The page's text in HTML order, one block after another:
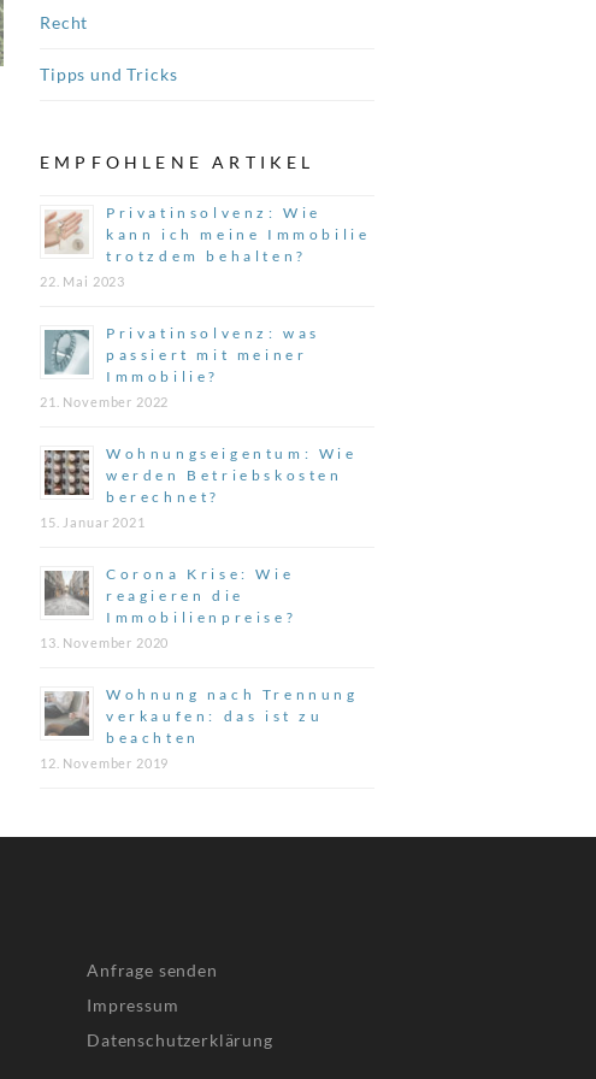
Recht
Tipps und Tricks
EMPFOHLENE ARTIKEL
Privatinsolvenz: Wie
kann ich meine Immobilie
trotzdem behalten?
22. Mai 2023
Privatinsolvenz: was
passiert mit meiner
Immobilie?
21. November 2022
Wohnungseigentum: Wie
werden Betriebskosten
berechnet?
15. Januar 2021
Corona Krise: Wie
reagieren die
Immobilienpreise?
13. November 2020
Wohnung nach Trennung
verkaufen: das ist zu
beachten
12. November 2019
Anfrage senden
Impressum
Datenschutzerklärung